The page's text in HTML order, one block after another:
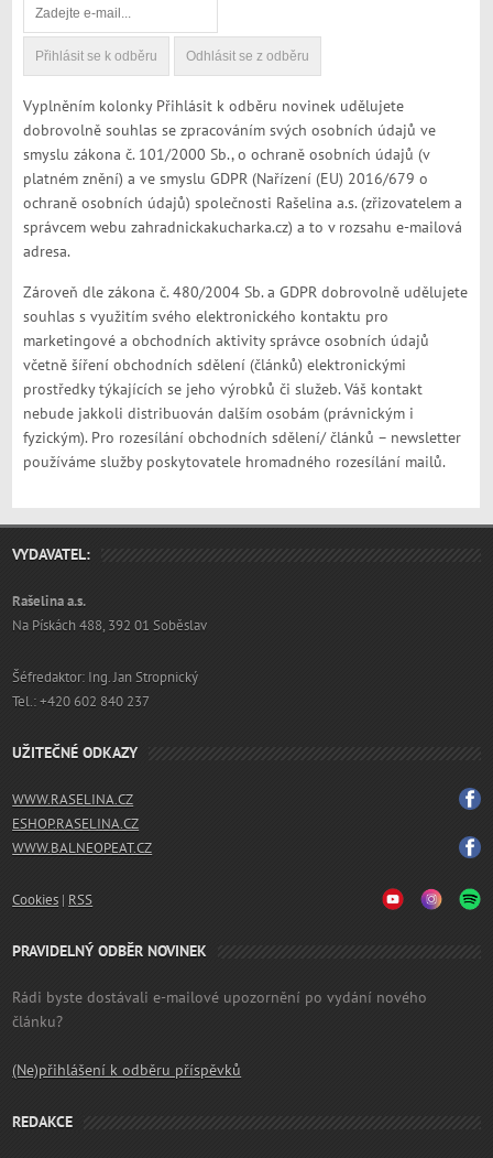
Vyplněním kolonky Přihlásit k odběru novinek udělujete
dobrovolně souhlas se zpracováním svých osobních údajů ve
smyslu zákona č. 101/2000 Sb., o ochraně osobních údajů (v
platném znění) a ve smyslu GDPR (Nařízení (EU) 2016/679 o
ochraně osobních údajů) společnosti Rašelina a.s. (zřizovatelem a
správcem webu zahradnickakucharka.cz) a to v rozsahu e-mailová
adresa.
Zároveň dle zákona č. 480/2004 Sb. a GDPR dobrovolně udělujete
souhlas s využitím svého elektronického kontaktu pro
marketingové a obchodních aktivity správce osobních údajů
včetně šíření obchodních sdělení (článků) elektronickými
prostředky týkajících se jeho výrobků či služeb. Váš kontakt
nebude jakkoli distribuován dalším osobám (právnickým i
fyzickým). Pro rozesílání obchodních sdělení/ článků – newsletter
používáme služby poskytovatele hromadného rozesílání mailů.
VYDAVATEL:
Rašelina a.s.
Na Pískách 488, 392 01 Soběslav
Šéfredaktor: Ing. Jan Stropnický
Tel.: +420 602 840 237
UŽITEČNÉ ODKAZY
WWW.RASELINA.CZ
ESHOP.RASELINA.CZ
WWW.BALNEOPEAT.CZ
Cookies | RSS
PRAVIDELNÝ ODBĚR NOVINEK
Rádi byste dostávali e-mailové upozornění po vydání nového
článku?
(Ne)přihlášení k odběru příspěvků
REDAKCE